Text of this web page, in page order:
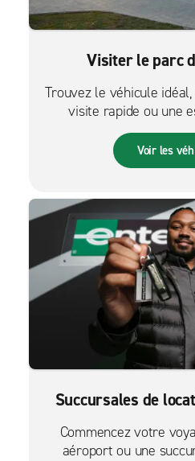
Visiter le parc
Trouvez le véhicule
visite rapide ou une
Voir les
Succursales de
Commencez votre
aéroport ou une